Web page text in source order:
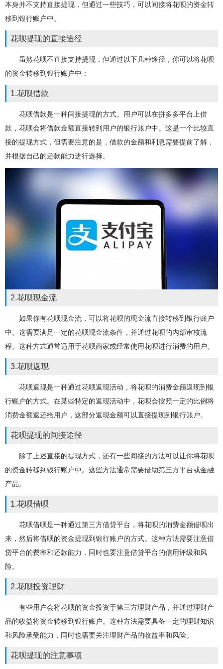
本身并不支持直接提现，但通过一些技巧，可以间接将花呗的资金转
移到银行账户中。
花呗提现的直接途径
虽然花呗不直接支持提现，但通过以下几种途径，你可以将花呗
的资金转移到银行账户中：
1.花呗借款
花呗借款是一种间接提现的方式。用户可以在拼多多平台上借
款，花呗会将借款金额直接转到用户的银行账户中。这是一个比较直
接的提现方式，但需要注意的是，借款的金额和利息需要提前了解，
并根据自己的还款能力进行选择。
2.花呗现金流
如果你有花呗现金流，可以将花呗的现金流直接转移到银行账户
中。这需要满足一定的花呗现金流条件，并通过花呗的内部审核流
程。这种方式通常适用于花呗商家或经常使用花呗进行消费的用户。
3.花呗返现
花呗返现是一种通过花呗返现活动，将花呗的消费金额返现到银
行账户的方式。在某些特定的返现活动中，花呗会按照一定的比例将
消费金额返还给用户，这部分返现金额可以直接提现到银行账户。
花呗提现的间接途径
除了上述直接的提现方式，还有一些间接的方法可以让你将花呗
的资金转移到银行账户中。这些方法通常需要借助第三方平台或金融
产品。
1.花呗借呗
花呗借呗是一种通过第三方借贷平台，将花呗的消费金额借呗出
来，然后将借呗的资金提现到银行账户的方式。这种方法需要注意借
贷平台的费率和还款能力，同时也要注意借贷平台的信用评级和风
险。
2.花呗投资理财
有些用户会将花呗的资金投资于第三方理财产品，并通过理财产
品的收益将资金转移到银行账户。这种方法需要具备一定的理财知识
和风险承受能力，同时也需要关注理财产品的收益率和风险。
花呗提现的注意事项